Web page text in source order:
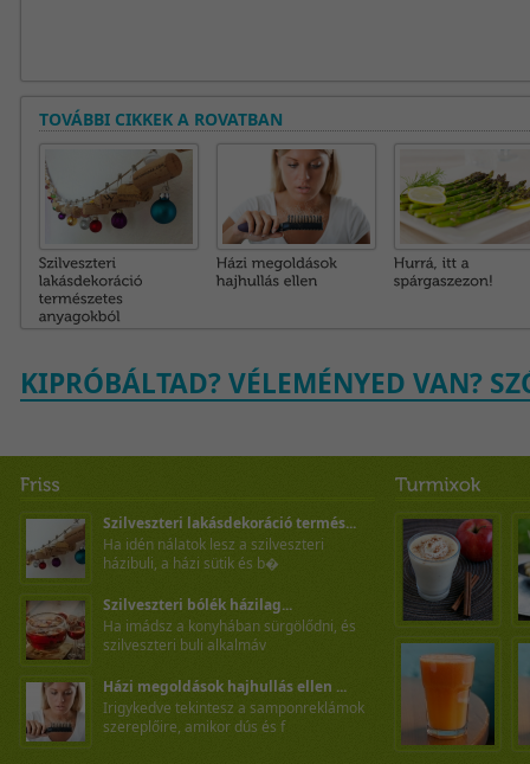
TOVÁBBI CIKKEK A ROVATBAN
KIPRÓBÁLTAD? VÉLEMÉNYED VAN?
Szilveszteri lakásdekoráció termés...
Ha idén nálatok lesz a szilveszteri
házibuli, a házi sütik és b�
Szilveszteri bólék házilag...
Ha imádsz a konyhában sürgölődni, és
szilveszteri buli alkalmáv
Házi megoldások hajhullás ellen ...
Irigykedve tekintesz a samponreklámok
szereplőire, amikor dús és f